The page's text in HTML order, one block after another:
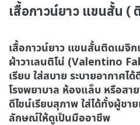
เสื้อกาวน์ยาว แขนสั้น (
เสื้อกาวน์ยาว แขนสั้นติดเมจิ
ผ้าวาเลนติโน่ (Valentino
เรียบ ใส่สบาย ระบายอากาศไ
โรงพยาบาล ห้องแล็บ หรือสา
ดีไซน์เรียบสุภาพ ใส่ได้ทั้งผู้ช
ลักษณ์ให้ดูเป็นมืออาชีพ